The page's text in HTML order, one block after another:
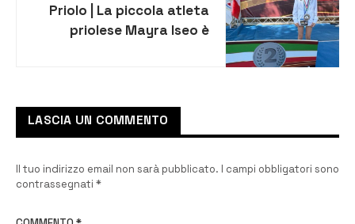
Priolo | La piccola atleta
priolese Mayra Iseo è
LASCIA UN COMMENTO
Il tuo indirizzo email non sarà pubblicato. I campi obbligatori sono
contrassegnati *